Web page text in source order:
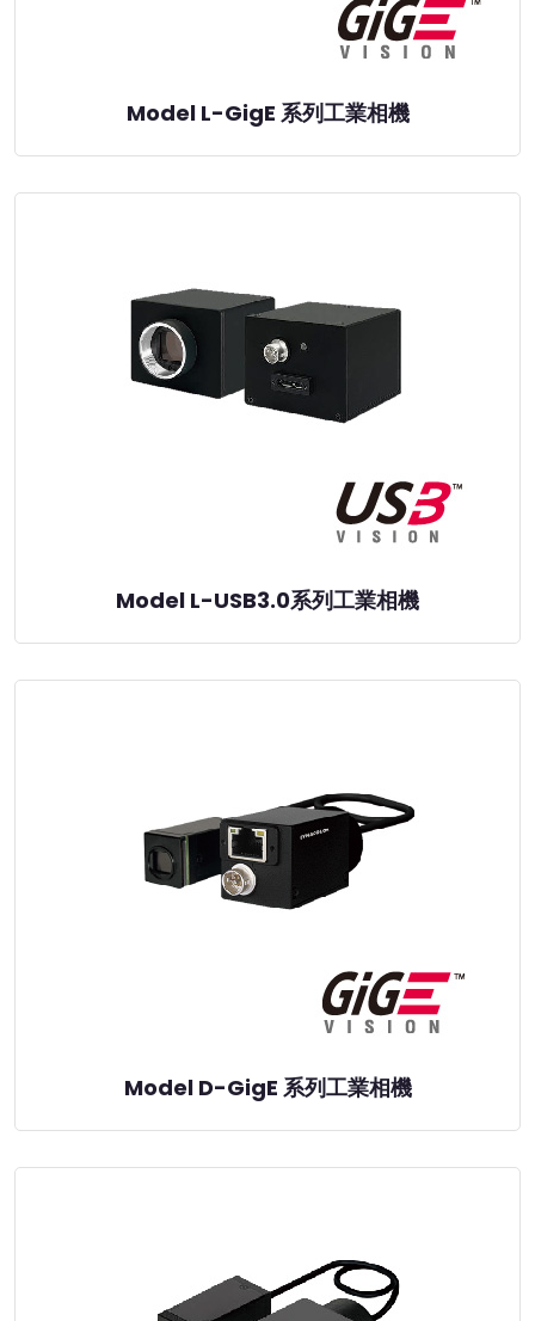
Model L-GigE 系列工業相機
Model L-USB3.0系列工業相機
Model D-GigE 系列工業相機